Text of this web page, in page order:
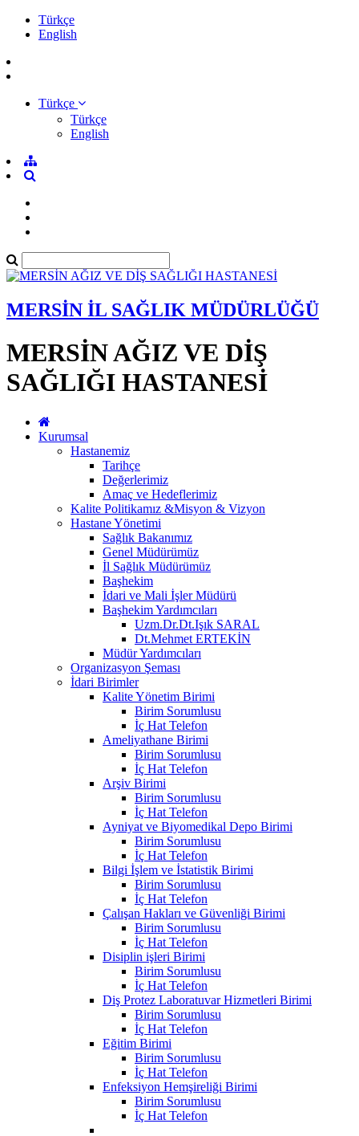
Türkçe
English
Türkçe
Türkçe
English
MERSİN İL SAĞLIK MÜDÜRLÜĞÜ
MERSİN AĞIZ VE DİŞ
SAĞLIĞI HASTANESİ
Kurumsal
Hastanemiz
Tarihçe
Değerlerimiz
Amaç ve Hedeflerimiz
Kalite Politikamız &Misyon & Vizyon
Hastane Yönetimi
Sağlık Bakanımız
Genel Müdürümüz
İl Sağlık Müdürümüz
Başhekim
İdari ve Mali İşler Müdürü
Başhekim Yardımcıları
Uzm.Dr.Dt.Işık SARAL
Dt.Mehmet ERTEKİN
Müdür Yardımcıları
Organizasyon Şeması
İdari Birimler
Kalite Yönetim Birimi
Birim Sorumlusu
İç Hat Telefon
Ameliyathane Birimi
Birim Sorumlusu
İç Hat Telefon
Arşiv Birimi
Birim Sorumlusu
İç Hat Telefon
Ayniyat ve Biyomedikal Depo Birimi
Birim Sorumlusu
İç Hat Telefon
Bilgi İşlem ve İstatistik Birimi
Birim Sorumlusu
İç Hat Telefon
Çalışan Hakları ve Güvenliği Birimi
Birim Sorumlusu
İç Hat Telefon
Disiplin işleri Birimi
Birim Sorumlusu
İç Hat Telefon
Diş Protez Laboratuvar Hizmetleri Birimi
Birim Sorumlusu
İç Hat Telefon
Eğitim Birimi
Birim Sorumlusu
İç Hat Telefon
Enfeksiyon Hemşireliği Birimi
Birim Sorumlusu
İç Hat Telefon